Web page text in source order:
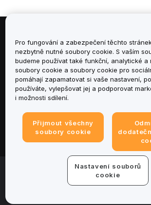
Informace
Služby
podpora
Právní informace
© 2025-2026 Bybit.eu. All rights reserved.
Podmínky poskytování služeb
Podmínky
Pro fungování a zabezpečení těchto
nezbytně nutné soubory cookie. S vaším
budeme používat také funkční, analytické a
soubory cookie a soubory cookie pro
pomáhají zapamatovat si vaše nastavení,
používáte, vylepšovat jej a podporovat
i možnosti sdílení.
Přijmout všechny
soubory cookie
Nastavení souborů
cookie